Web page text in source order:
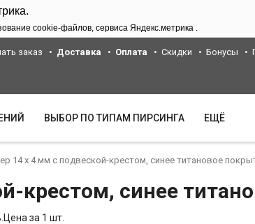
cookie-файлов, сервиса Яндекс.метрика .
заказ Доставка Оплата Скидки Бонусы
ВЫБОР ПО ТИПАМ ПИРСИНГА ЕЩЁ
14 х 4 мм с подвеской-крестом, синее титановое
крестом, синее
за 1 шт.